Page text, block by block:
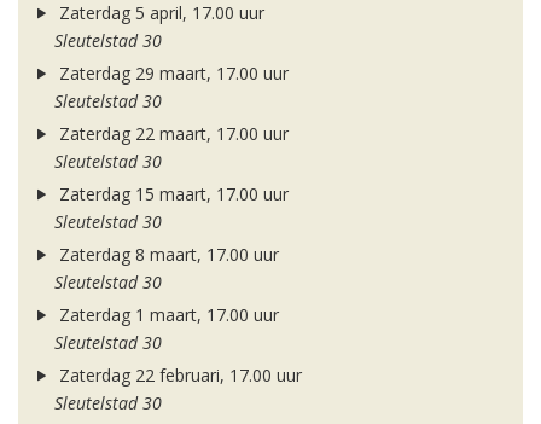
Zaterdag 5 april, 17.00 uur
Sleutelstad 30
Zaterdag 29 maart, 17.00 uur
Sleutelstad 30
Zaterdag 22 maart, 17.00 uur
Sleutelstad 30
Zaterdag 15 maart, 17.00 uur
Sleutelstad 30
Zaterdag 8 maart, 17.00 uur
Sleutelstad 30
Zaterdag 1 maart, 17.00 uur
Sleutelstad 30
Zaterdag 22 februari, 17.00 uur
Sleutelstad 30